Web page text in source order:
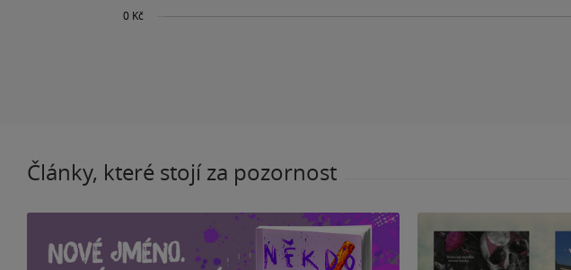
Články, které stojí za pozornost